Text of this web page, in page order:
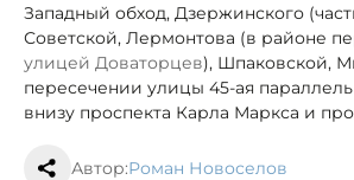
Западный обход, Дзержинского
Советской, Лермонтова (в районе
улицей Доваторцев), Шпаковской,
пересечении улицы 45-ая
внизу проспекта Карла Маркса и
Автор:Роман Новоселов